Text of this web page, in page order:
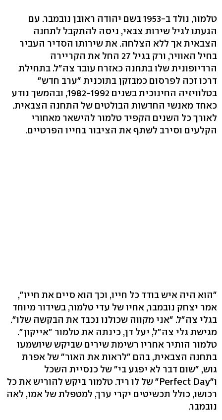
טלמור, נולד ב-1953 בשם יהודה ראובן נובמבר. עם
הגעתו לגיל שירות צבאי, ניסה להתקבל לתחנה
הצבאית אך ללא הצלחה. את שירותו הסדיר העביר
בחיל האוויר, ורק בגיל 27 החל את הקריירה
הרדיופונית שלו בתחנה כאזרח עובד צה"ל. בתחילת
דרכו זכה לפרסום כמבזקן בתוכנית "ערב חדש"
בטלוויזיה החינוכית בשנים 1982-1992, ובהמשך נודע
כאחד מאנשי החדשות הבולטים של התחנה הצבאית.
לאורך כל השנים הקפיד טלמור להישאר מאחורי
הקלעים וסירב לשתף את הציבור בחייו הפרטיים.
"הוא היה איש בודד כל חייו, וכך הוא סיים את חייו",
אמר יצחק נובמבר, אחיו של עדי טלמור, בשידור מיוחד
בגלי צה"ל. "אני מקווה שכולנו נכבד את הבקשה שלו".
מגישת גלי צה"ל, יעל דן, כינתה את טלמור "אייקון".
טלמור הותיר אחריו רשימת שירים שביקש שיושמעו
בתחנה הצבאית, בהם "לראות את האור" של אפרת
גוש, "שום דבר לא יפגע בי" של כנסיית השכל
ו"Perfect Day" של לו ריד. טלמור ביקש להוריש את כל
רכושו, כולל תכשיטים יקרי ערך, למטפלת של אמו, לאה
נובמבר.